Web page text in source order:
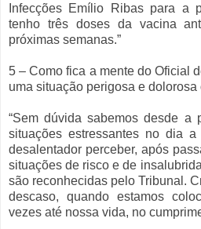
Infecções Emílio Ribas para a
tenho três doses da vacina
próximas semanas.”
5 – Como fica a mente do Oficial
uma situação perigosa e dolorosa
“Sem dúvida sabemos desde a
situações estressantes no dia
desalentador perceber, após
situações de risco e de
são reconhecidas pelo Tribunal.
descaso, quando estamos
vezes até nossa vida, no